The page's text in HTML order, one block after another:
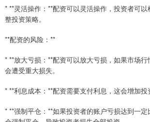
* **灵活操作：**配资可以灵活操作，投资者可
整投资策略。
**配资的风险：**
* **放大亏损：**配资可以放大亏损，如果市场
会遭受重大损失。
* **利息成本：**配资需要支付利息，这会增加投
* **强制平仓：**如果投资者的账户亏损达到一